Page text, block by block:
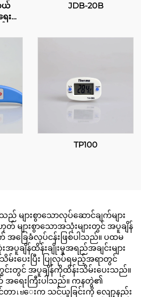
ယ်
း
အလှူရှိ
JDB-20B
TP100
များစွာသောလုပ်ဆောင်ချက်များ
တ် များစွာသောအသုံးများတွင် အပူချိန်
ခြေခံလုပ်ငန်းဖြစ်ပါသည်။ ပထမ
အပူချိန်ထိန်းချိုးမှုအရည်အချင်းများ
းပေးပြီး ပြုလုပ်ရမည့်အရာတွင်
င်းတွင် အပူချိန်ကိုထိန်းသိမ်းပေးသည်။
ရေးကြီးပါသည်။ ကနတွဲ၏
เฟေးက သင်ယူခြင်းကို လျော့နည်း